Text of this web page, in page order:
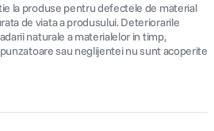
la produse pentru defectele de material
de viata a produsului. Deteriorarile
naturale a materialelor in timp,
sau neglijentei nu sunt acoperite